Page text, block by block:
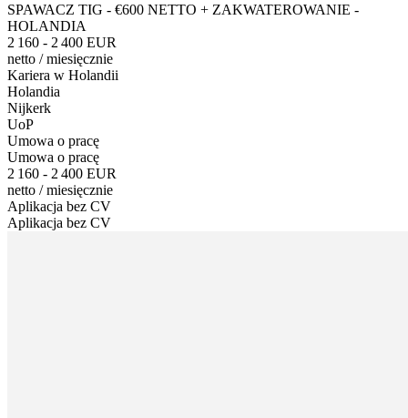
SPAWACZ TIG - €600 NETTO + ZAKWATEROWANIE -
HOLANDIA
2 160 - 2 400 EUR
netto /miesięcznie
Kariera w Holandii
Holandia
Nijkerk
UoP
Umowa o pracę
Umowa o pracę
2 160 - 2 400 EUR
netto /miesięcznie
Aplikacja bez CV
Aplikacja bez CV